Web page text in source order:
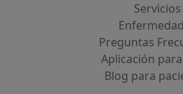
Servicios
Preguntas
Aplicación
Blog para